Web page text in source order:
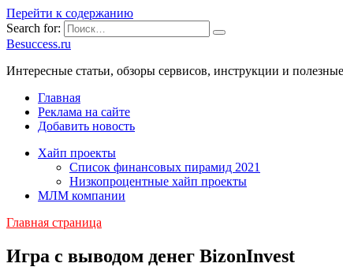
Перейти к содержанию
Search for:
Besuccess.ru
Интересные статьи, обзоры сервисов, инструкции и
Главная
Реклама на сайте
Добавить новость
Хайп проекты
Список финансовых пирамид 2021
Низкопроцентные хайп проекты
МЛМ компании
Главная страница
Игра с выводом денег BizonInvest